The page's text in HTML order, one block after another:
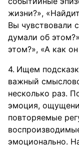
жизни?»,
Вы чувствовали
думали об
этом?», «А как
Ищем
важный
несколько раз.
эмоция,
повторяемые
эмоционально.